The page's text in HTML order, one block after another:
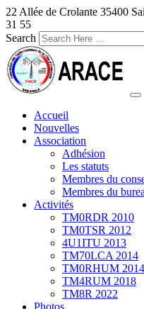
22 Allée de Crolante 35400
31 55
Search
Accueil
Nouvelles
Association
Adhésion
Les statuts
Membres du
Membres du
Activités
TM0RDR 2010
TM0TSR 2012
4U1ITU 2013
TM70LCA 2014
TM0RHUM 2014
TM4RUM 2018
TM8R 2022
Photos